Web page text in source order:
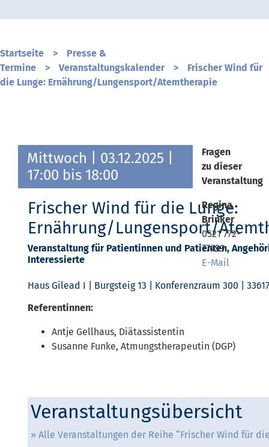
Startseite >
Presse &
Termine
> Veranstaltungskalender >
Frischer Wind für
die Lunge: Ernährung/Lungensport/Atemtherapie
Mittwoch | 03.12.2025 |
17:00 bis 18:00
Frischer Wind für die Lunge:
Ernährung/Lungensport/
Veranstaltung für Patientinnen und Patienten,
Interessierte
Haus Gilead I | Burgsteig 13 | Konferenzraum 300 |
Referentinnen:
Antje Gellhaus, Diätassistentin
Susanne Funke, Atmungstherapeutin (DGP)
Veranstaltungsübersicht
Alle Veranstaltungen der Reihe “Frischer Wind für
Fragen
zu dieser
Veranstaltung
Regina
Brinker
0521 772-
77499
E-Mail